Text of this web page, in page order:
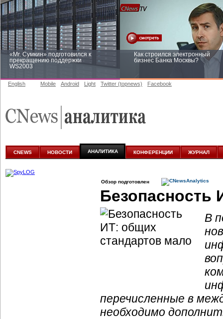
«Mr. Сумкин» подготовился к
прекращению поддержки
WS2003
Как строился электронный
бизнес Банка Москвы?
аналитике
English Mobile Android Light Twitter (topnews) Facebook
CNEWS НОВОСТИ АНАЛИТИКА КОНФЕРЕНЦИИ ЖУРНАЛ
Обзор подготовлен
Безопасность
В
перечисленные в
необходимо